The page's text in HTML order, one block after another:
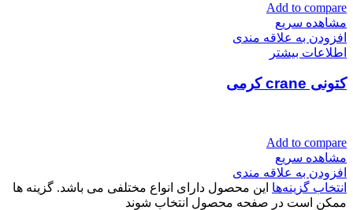
Add to compare
مشاهده سریع
افزودن به علاقه مندی
اطلاعات بیشتر
کتونی crane کرمی
Add to compare
مشاهده سریع
افزودن به علاقه مندی
انتخاب گزینه‌ها این محصول دارای انواع مختلفی می باشد. گزینه ها
ممکن است در صفحه محصول انتخاب شوند